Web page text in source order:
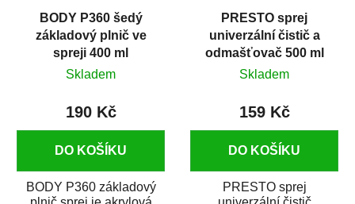
BODY P360 šedý
základový plnič ve
spreji 400 ml
Skladem
190 Kč
DO KOŠÍKU
BODY P360 základový
PRESTO sprej
univerzální čistič a
odmašťovač 500 ml
Skladem
159 Kč
DO KOŠÍKU
PRESTO sprej